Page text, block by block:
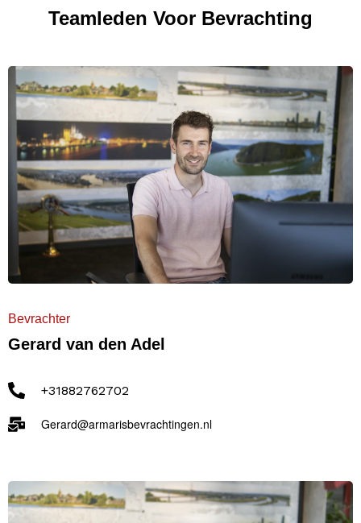
Teamleden Voor Bevrachting
Bevrachter
Gerard van den Adel
+31882762702
Gerard@armarisbevrachtingen.nl